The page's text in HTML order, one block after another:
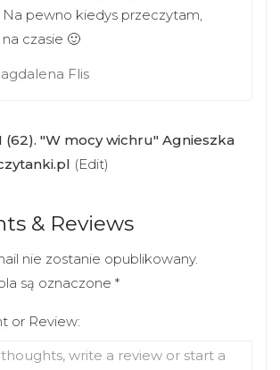
Na pewno kiedys przeczytam,
na czasie 🙂
Flis
(62). "W mocy wichru" Agnieszka
(Edit)
& Reviews
nie zostanie opublikowany.
są oznaczone *
or Review: